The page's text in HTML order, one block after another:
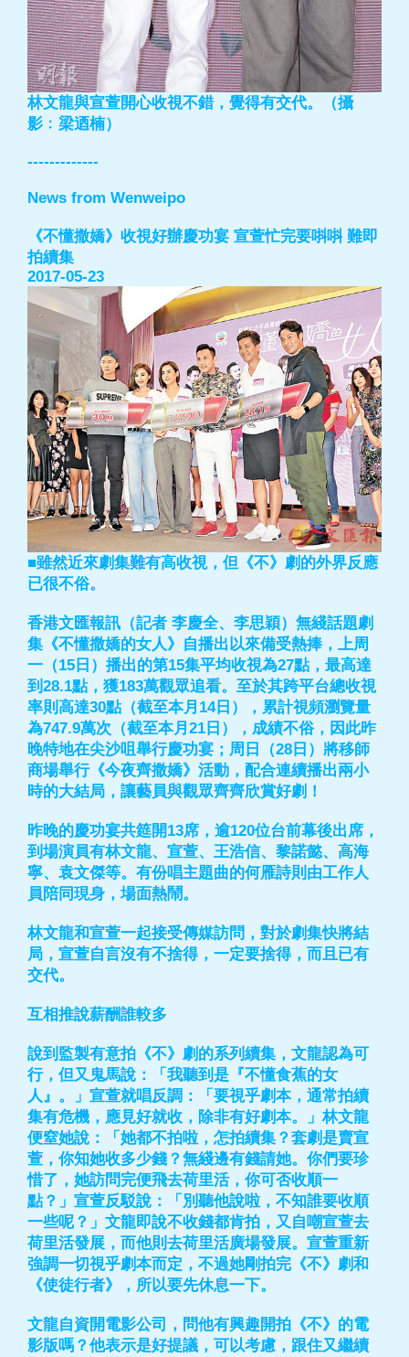
林文龍與宣萱開心收視不錯，覺得有交代。（攝
影﹕梁迺楠）
-------------
News from Wenweipo
《不懂撒嬌》收視好辦慶功宴 宣萱忙完要唞唞 難即
拍續集
2017-05-23
■雖然近來劇集難有高收視，但《不》劇的外界反應
已很不俗。
香港文匯報訊（記者 李慶全、李思穎）無綫話題劇
集《不懂撒嬌的女人》自播出以來備受熱捧，上周
一（15日）播出的第15集平均收視為27點，最高達
到28.1點，獲183萬觀眾追看。至於其跨平台總收視
率則高達30點（截至本月14日），累計視頻瀏覽量
為747.9萬次（截至本月21日），成績不俗，因此昨
晚特地在尖沙咀舉行慶功宴；周日（28日）將移師
商場舉行《今夜齊撒嬌》活動，配合連續播出兩小
時的大結局，讓藝員與觀眾齊齊欣賞好劇！
昨晚的慶功宴共筵開13席，逾120位台前幕後出席，
到場演員有林文龍、宣萱、王浩信、黎諾懿、高海
寧、袁文傑等。有份唱主題曲的何雁詩則由工作人
員陪同現身，場面熱鬧。
林文龍和宣萱一起接受傳媒訪問，對於劇集快將結
局，宣萱自言沒有不捨得，一定要捨得，而且已有
交代。
互相推說薪酬誰較多
說到監製有意拍《不》劇的系列續集，文龍認為可
行，但又鬼馬說：「我聽到是『不懂食蕉的女
人』。」宣萱就唱反調：「要視乎劇本，通常拍續
集有危機，應見好就收，除非有好劇本。」林文龍
便窒她說：「她都不拍啦，怎拍續集？套劇是賣宣
萱，你知她收多少錢？無綫邊有錢請她。你們要珍
惜了，她訪問完便飛去荷里活，你可否收順一
點？」宣萱反駁說：「別聽他說啦，不知誰要收順
一些呢？」文龍即說不收錢都肯拍，又自嘲宣萱去
荷里活發展，而他則去荷里活廣場發展。宣萱重新
強調一切視乎劇本而定，不過她剛拍完《不》劇和
《使徒行者》，所以要先休息一下。
文龍自資開電影公司，問他有興趣開拍《不》的電
影版嗎？他表示是好提議，可以考慮，跟住又繼續